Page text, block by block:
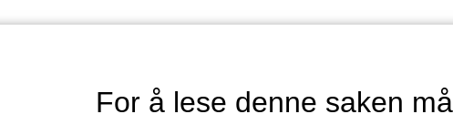
For å lese denne saken